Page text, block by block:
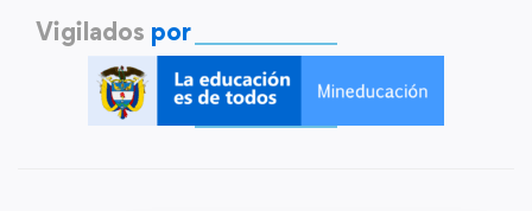
Vigilados por